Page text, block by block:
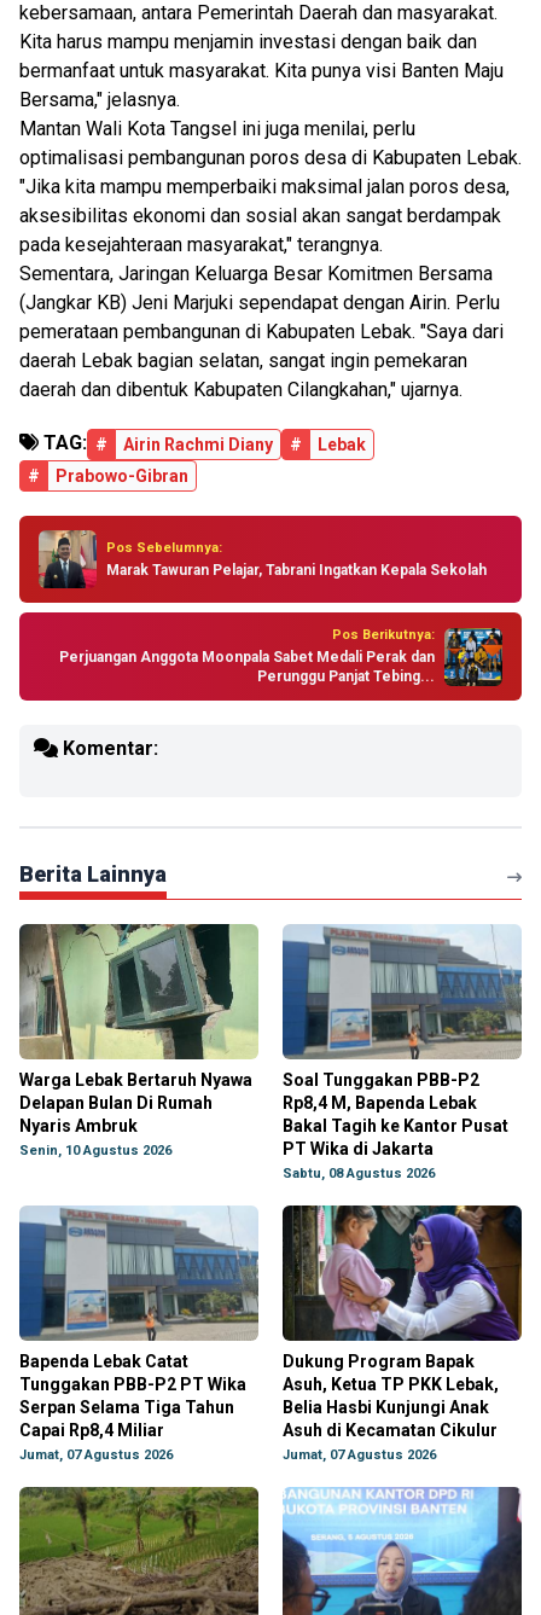
kebersamaan, antara Pemerintah Daerah dan masyarakat.
Kita harus mampu menjamin investasi dengan baik dan
bermanfaat untuk masyarakat. Kita punya visi Banten Maju
Bersama," jelasnya.
Mantan Wali Kota Tangsel ini juga menilai, perlu
optimalisasi pembangunan poros desa di Kabupaten Lebak.
"Jika kita mampu memperbaiki maksimal jalan poros desa,
aksesibilitas ekonomi dan sosial akan sangat berdampak
pada kesejahteraan masyarakat," terangnya.
Sementara, Jaringan Keluarga Besar Komitmen Bersama
(Jangkar KB) Jeni Marjuki sependapat dengan Airin. Perlu
pemerataan pembangunan di Kabupaten Lebak. "Saya dari
daerah Lebak bagian selatan, sangat ingin pemekaran
daerah dan dibentuk Kabupaten Cilangkahan," ujarnya.
TAG: # Airin Rachmi Diany #
Lebak
#
Prabowo-Gibran
Pos Sebelumnya:
Marak Tawuran Pelajar, Tabrani Ingatkan Kepala Sekolah
Pos Berikutnya:
Perjuangan Anggota Moonpala Sabet Medali Perak dan
Perunggu Panjat Tebing...
Komentar:
Berita Lainnya
Warga Lebak Bertaruh Nyawa
Delapan Bulan Di Rumah
Nyaris Ambruk
Senin, 10 Agustus 2026
Soal Tunggakan PBB-P2
Rp8,4 M, Bapenda Lebak
Bakal Tagih ke Kantor Pusat
PT Wika di Jakarta
Sabtu, 08 Agustus 2026
Bapenda Lebak Catat
Tunggakan PBB-P2 PT Wika
Serpan Selama Tiga Tahun
Capai Rp8,4 Miliar
Jumat, 07 Agustus 2026
Dukung Program Bapak
Asuh, Ketua TP PKK Lebak,
Belia Hasbi Kunjungi Anak
Asuh di Kecamatan Cikulur
Jumat, 07 Agustus 2026